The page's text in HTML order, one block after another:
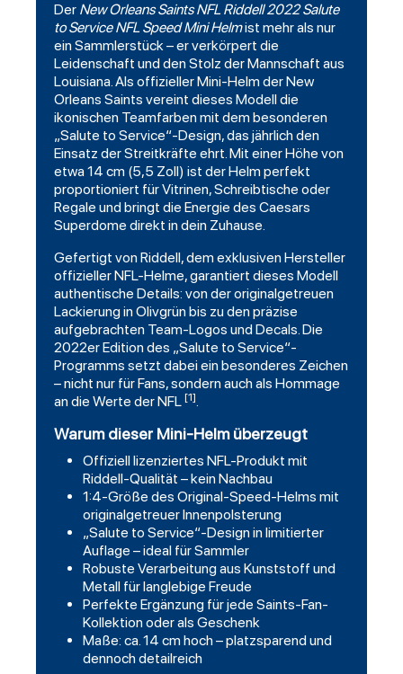
Der New Orleans SaintsNFL Riddell 2022 Salute
to Service NFL Speed Mini Helmist mehr als nur
ein Sammlerstück – er verkörpert die
Leidenschaft und den Stolz der Mannschaft aus
Louisiana. Als offizieller Mini-Helm der New
Orleans Saints vereint dieses Modell die
ikonischen Teamfarben mit dem besonderen
„Salute to Service“-Design, das jährlich den
Einsatz der Streitkräfte ehrt. Mit einer Höhe von
etwa 14 cm (5,5 Zoll) ist der Helm perfekt
proportioniert für Vitrinen, Schreibtische oder
Regale und bringt die Energie des Caesars
Superdome direkt in dein Zuhause.
Gefertigt von Riddell, dem exklusiven Hersteller
offiziellerNFL-Helme, garantiert dieses Modell
authentische Details: von der originalgetreuen
Lackierung in Olivgrün bis zu den präzise
aufgebrachten Team-Logos und Decals. Die
2022er Edition des „Salute to Service“-
Programms setzt dabei ein besonderes Zeichen
– nicht nur für Fans, sondern auch als Hommage
an die Werte der NFL [1].
Warum dieser Mini-Helm überzeugt
Offiziell lizenziertes NFL-Produkt mit
Riddell-Qualität – kein Nachbau
1:4-Größe des Original-Speed-Helms mit
originalgetreuer Innenpolsterung
„Salute to Service“-Design in limitierter
Auflage – ideal für Sammler
Robuste Verarbeitung aus Kunststoff und
Metall für langlebige Freude
Perfekte Ergänzung für jede Saints-Fan-
Kollektion oder als Geschenk
Maße: ca. 14 cm hoch – platzsparend und
dennoch detailreich